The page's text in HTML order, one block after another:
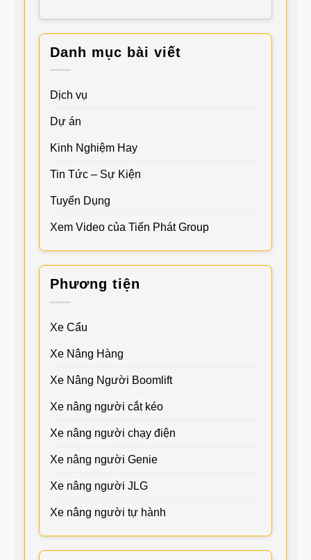
Danh mục bài viết
Dịch vụ
Dự án
Kinh Nghiệm Hay
Tin Tức – Sự Kiện
Tuyển Dụng
Xem Video của Tiến Phát Group
Phương tiện
Xe Cẩu
Xe Nâng Hàng
Xe Nâng Người Boomlift
Xe nâng người cắt kéo
Xe nâng người chạy điện
Xe nâng người Genie
Xe nâng người JLG
Xe nâng người tự hành